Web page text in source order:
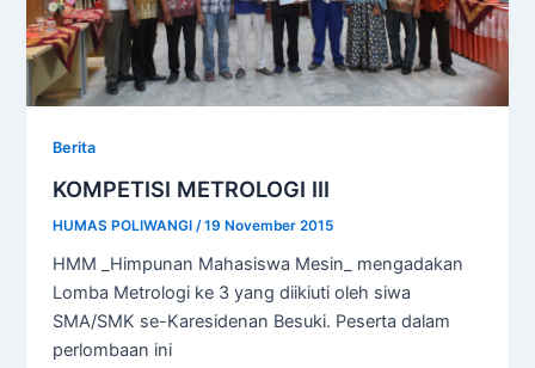
Berita
KOMPETISI METROLOGI III
HUMAS POLIWANGI /19 November 2015
HMM _Himpunan Mahasiswa Mesin_ mengadakan
Lomba Metrologi ke 3 yang diikiuti oleh siwa
SMA/SMK se-Karesidenan Besuki. Peserta dalam
perlombaan ini